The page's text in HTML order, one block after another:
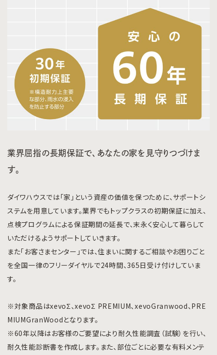
業界屈指の長期保証で、あなたの家を見守りつづけま
す。
ダイワハウスでは「家」という資産の価値を保つために、サポートシ
ステムを用意しています。業界でもトップクラスの初期保証に加え、
点検プログラムによる保証期間の延長で、末永く安心して暮らして
いただけるようサポートしていきます。
また「お客さまセンター」では、住まいに関するご相談やお困りごと
を全国一律のフリーダイヤルで24時間、365日受け付けしていま
す。
※対象商品はxevoΣ、xevoΣ PREMIUM、xevoGranwood、PRE
MIUMGranWoodとなります。
※60年以降はお客様のご要望により耐久性能調査（試験）を行い、
耐久性能診断書を作成します。また、部位ごとに必要な有料メンテ